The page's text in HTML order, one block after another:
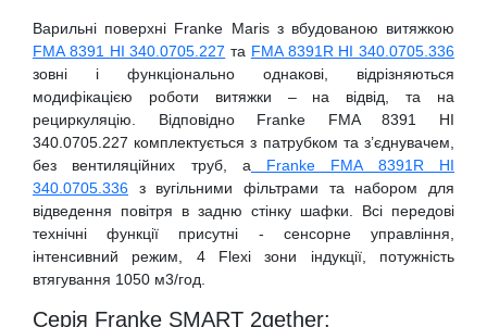
Варильні поверхні Franke Maris з вбудованою витяжкою
FMA 8391 HI 340.0705.227 та FMA 8391R HI 340.0705.336
зовні і функціонально однакові, відрізняються
модифікацією роботи витяжки – на відвід, та на
рециркуляцію. Відповідно Franke FMA 8391 HI
340.0705.227 комплектується з патрубком та з’єднувачем,
без вентиляційних труб, а Franke FMA 8391R HI
340.0705.336 з вугільними фільтрами та набором для
відведення повітря в задню стінку шафки. Всі передові
технічні функції присутні - сенсорне управління,
інтенсивний режим, 4 Flexi зони індукції, потужність
втягування 1050 м3/год.
Серія Franke SMART 2gether: